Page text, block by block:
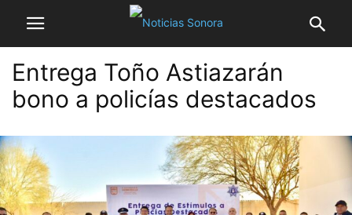
Entrega Toño Astiazarán
bono a policías destacados